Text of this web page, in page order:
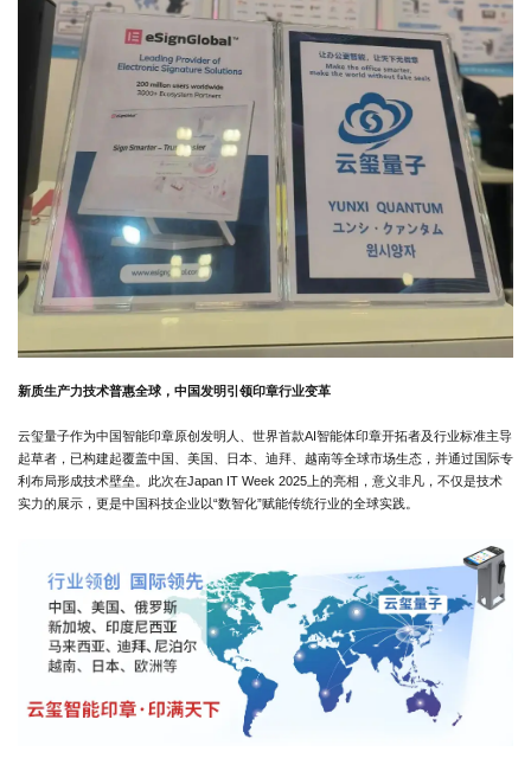
新质生产力技术普惠全球，中国发明引领印章行业变革
云玺量子作为中国智能印章原创发明人、世界首款AI智能体印章开拓者及行业标准主导
起草者，已构建起覆盖中国、美国、日本、迪拜、越南等全球市场生态，并通过国际专
利布局形成技术壁垒。此次在Japan IT Week 2025上的亮相，意义非凡，不仅是技术
实力的展示，更是中国科技企业以“数智化”赋能传统行业的全球实践。